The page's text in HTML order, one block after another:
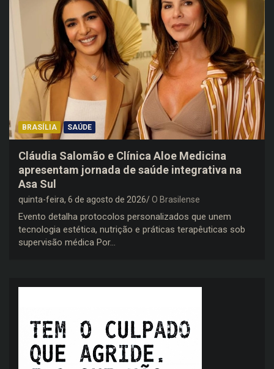
BRASÍLIA SAÚDE
Cláudia Salomão e Clínica Aloe Medicina
apresentam jornada de saúde integrativa na
Asa Sul
quinta-feira, 6 de agosto de 2026 O Brasilense
Evento detalha protocolos personalizados que unem
tecnologia estética, nutrição e práticas terapêuticas sob
supervisão médica Por…